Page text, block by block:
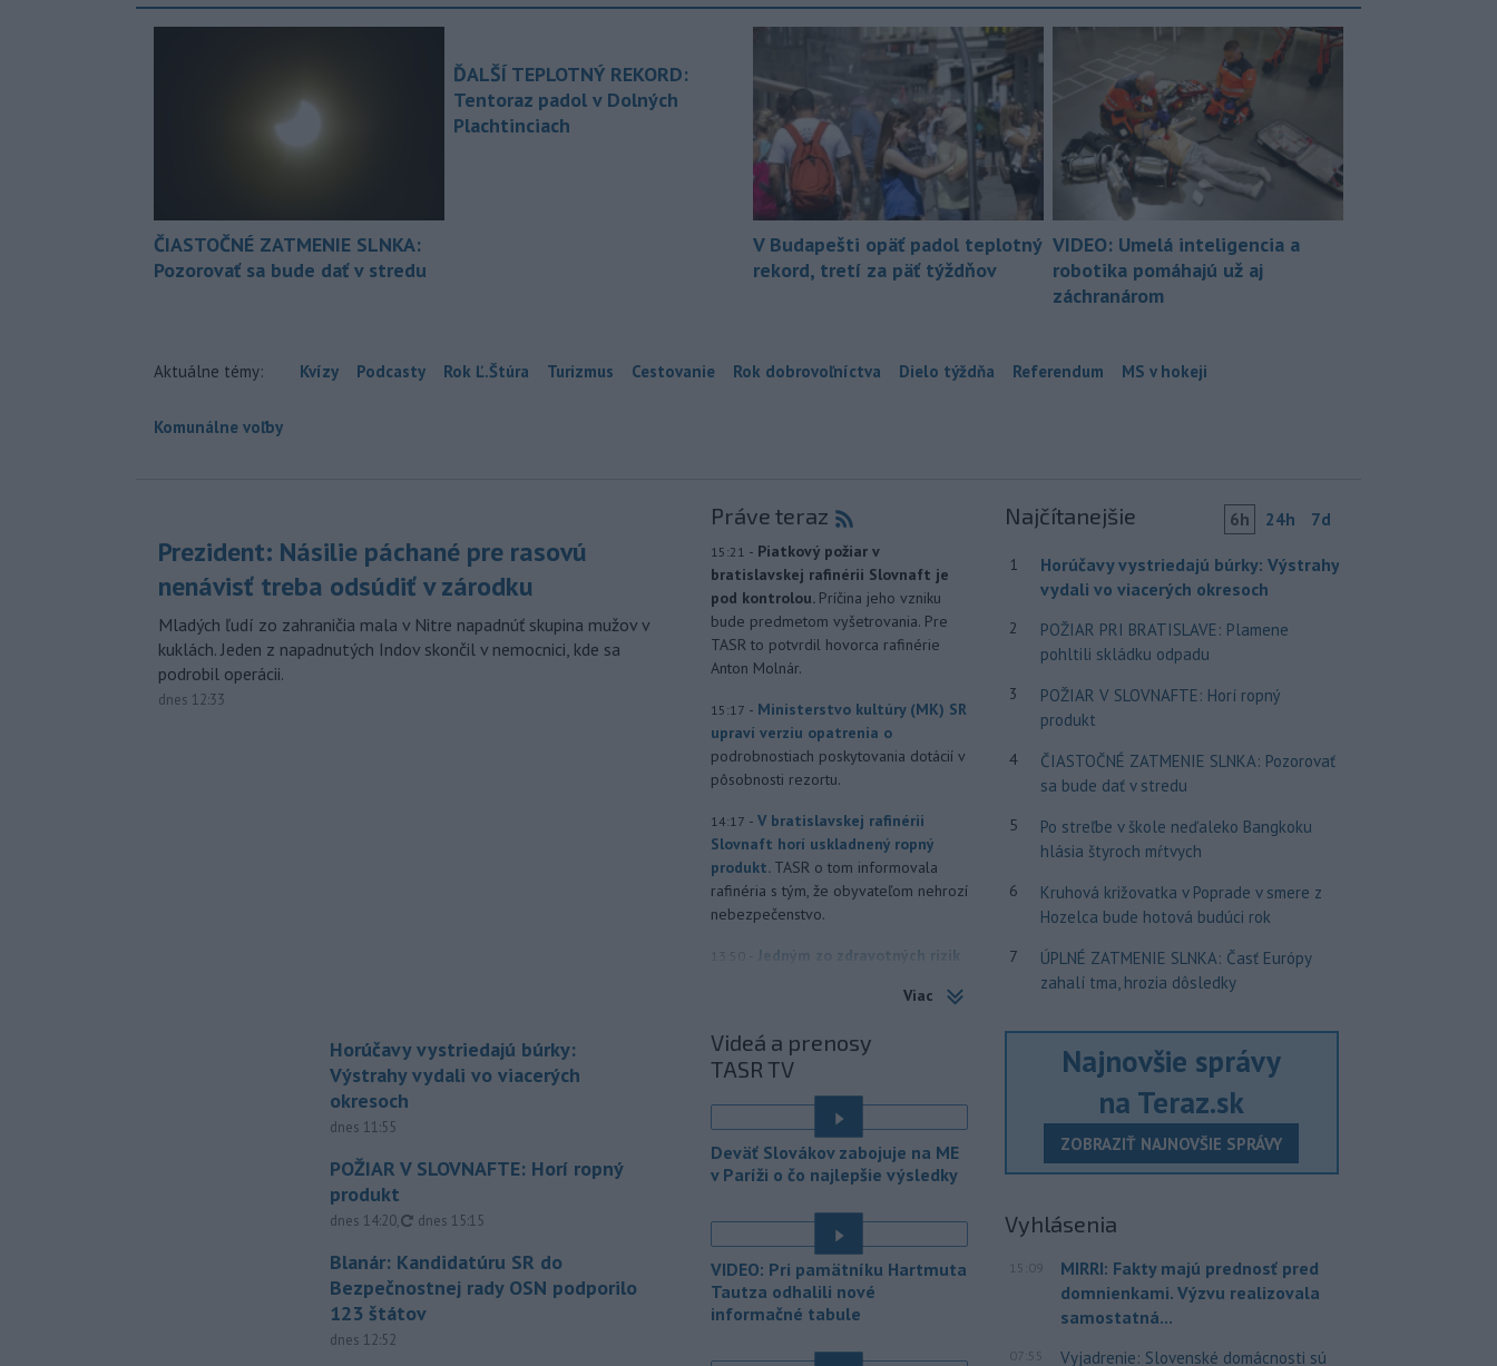
ČIASTOČNÉ ZATMENIE SLNKA:
Pozorovať sa bude dať v stredu
ĎALŠÍ TEPLOTNÝ REKORD:
Tentoraz padol v Dolných
Plachtinciach
V Budapešti opäť padol teplotný
rekord, tretí za päť týždňov
VIDEO: Umelá inteligencia a
robotika pomáhajú už aj
záchranárom
Aktuálne témy: Kvízy Podcasty Rok Ľ.Štúra Turizmus Cestovanie Rok dobrovoľníctva Dielo týždňa Referendum MS v hokeji
Komunálne voľby
Prezident: Násilie páchané pre rasovú
nenávisť treba odsúdiť v zárodku
Mladých ľudí zo zahraničia mala v Nitre napadnúť skupina mužov v
kuklách. Jeden z napadnutých Indov skončil v nemocnici, kde sa
podrobil operácii.
dnes 12:33
Horúčavy vystriedajú búrky:
Výstrahy vydali vo viacerých
okresoch
dnes 11:55
POŽIAR V SLOVNAFTE: Horí ropný
produkt
dnes 14:20, aktualizované
dnes 15:15
Blanár: Kandidatúru SR do
Bezpečnostnej rady OSN podporilo
123 štátov
dnes 12:52
Práve teraz
15:21 - Piatkový požiar v
bratislavskej rafinérii Slovnaft je
pod kontrolou. Príčina jeho vzniku
bude predmetom vyšetrovania. Pre
TASR to potvrdil hovorca rafinérie
Anton Molnár.
15:17 - Ministerstvo kultúry (MK) SR
upraví verziu opatrenia o
podrobnostiach poskytovania dotácií v
pôsobnosti rezortu.
14:17 - V bratislavskej rafinérii
Slovnaft horí uskladnený ropný
produkt. TASR o tom informovala
rafinéria s tým, že obyvateľom nehrozí
nebezpečenstvo.
13:50
Jedným zo zdravotných rizík
hluku. Je preto dobré držať sa
chrániče sluchu či dodržiavať
prestávky.
Podporu kandidatúre
Slovenskej republiky na nestále
členstvov Bezpečnostnej rade
Organizácie Spojených národov (OSN)
vyjadrilo už 123 zo 193 členských
štátov OSN.
12:31 - Násilie páchané pre rasovú
nenávisť alebo pre príslušnosť k
Viac
Videá a prenosy
TASR TV
Deväť Slovákov zabojuje na ME
v Paríži o čo najlepšie výsledky
VIDEO: Pri pamätníku Hartmuta
Tautza odhalili nové
informačné tabule
Najčítanejšie 6h 24h 7d
1
Horúčavy vystriedajú búrky: Výstrahy
vydali vo viacerých okresoch
2
POŽIAR PRI BRATISLAVE: Plamene
pohltili skládku odpadu
3
POŽIAR V SLOVNAFTE: Horí ropný
produkt
4
ČIASTOČNÉ ZATMENIE SLNKA: Pozorovať
sa bude dať v stredu
5
Po streľbe v škole neďaleko Bangkoku
hlásia štyroch mŕtvych
6
Kruhová križovatka v Poprade v smere z
Hozelca bude hotová budúci rok
7
ÚPLNÉ ZATMENIE SLNKA: Časť Európy
zahalí tma, hrozia dôsledky
Najnovšie správy
na Teraz.sk
ZOBRAZIŤ NAJNOVŠIE SPRÁVY
Vyhlásenia
15:09
MIRRI: Fakty majú prednosť pred
domnienkami. Výzvu realizovala
samostatná...
07:55
Vyjadrenie: Slovenské domácnosti sú